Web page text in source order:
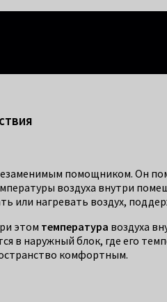
помощником. Он
воздуха внутри
или нагревать воздух,
этом температура воздуха
в наружный блок, где его
комфортным.